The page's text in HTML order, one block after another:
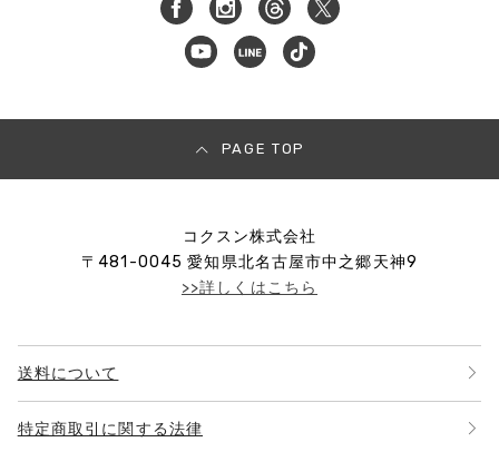
PAGE TOP
コクスン株式会社
〒481-0045 愛知県北名古屋市中之郷天神9
>>詳しくはこちら
送料について
特定商取引に関する法律